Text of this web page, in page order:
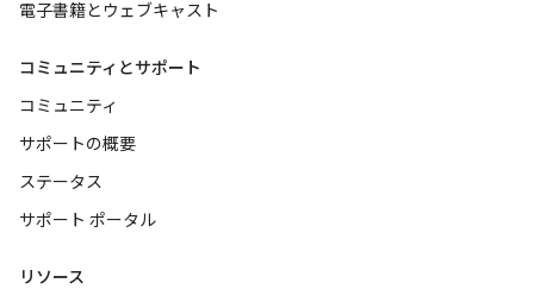
電子書籍とウェブキャスト
コミュニティとサポート
コミュニティ
サポートの概要
ステータス
サポート ポータル
リソース